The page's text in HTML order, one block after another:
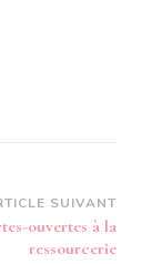
SUIVANT
ouvertes à la
ressourcerie